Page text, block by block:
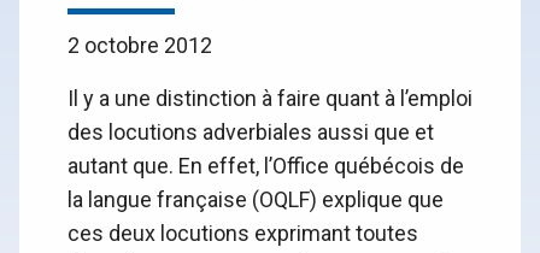
2 octobre 2012
Il y a une distinction à faire quant à l’emploi
des locutions adverbiales aussi que et
autant que. En effet, l’Office québécois de
la langue française (OQLF) explique que
ces deux locutions exprimant toutes